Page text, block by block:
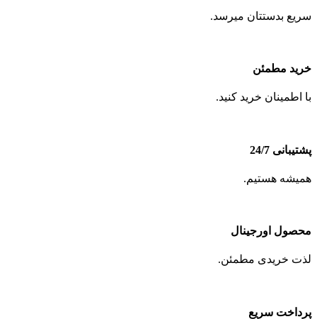
سریع بدستتان میرسد.
خرید مطمئن
با اطمینان خرید کنید.
پشتیبانی 24/7
همیشه هستیم.
محصول اورجینال
لذت خریدی مطمئن.
پرداخت سریع